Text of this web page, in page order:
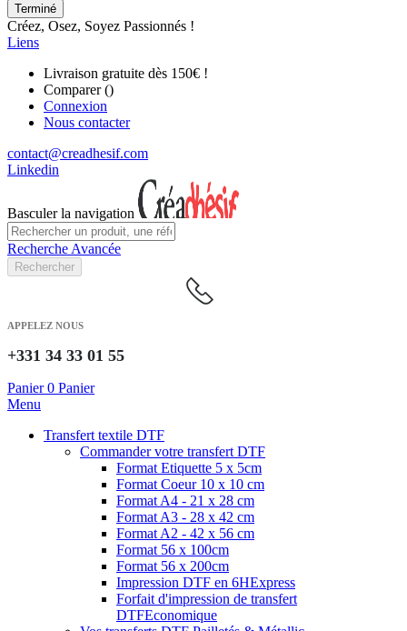
Terminé
Créez, Osez, Soyez Passionnés !
Liens
Livraison gratuite dès 150€ !
Comparer ()
Connexion
Nous contacter
contact@creadhesif.com
Linkedin
Basculer la navigation
Recherche Avancée
Rechercher
APPELEZ NOUS
+331 34 33 01 55
Panier 0 Panier
Menu
Transfert textile DTF
Commander votre transfert DTF
Format Etiquette 5 x 5cm
Format Coeur 10 x 10 cm
Format A4 - 21 x 28 cm
Format A3 - 28 x 42 cm
Format A2 - 42 x 56 cm
Format 56 x 100cm
Format 56 x 200cm
Impression DTF en 6HExpress
Forfait d'impression de transfert
DTFEconomique